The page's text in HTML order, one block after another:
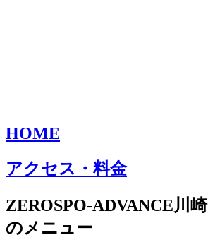
HOME
アクセス・料金
ZEROSPO-ADVANCE川崎
のメニュー